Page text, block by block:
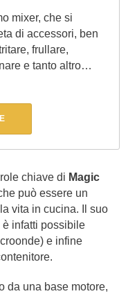
mixer, che si
di accessori, ben
frullare,
e tanto altro…
chiave di Magic
può essere un
vita in cucina. Il suo
è infatti possibile
e infine
da una base motore,